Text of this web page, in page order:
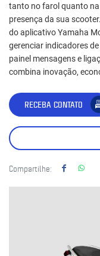
tanto no farol quanto
presença da sua
do aplicativo Yamaha
gerenciar indicadores
painel mensagens e
combina inovação,
RECEBA CONTATO
Compartilhe: